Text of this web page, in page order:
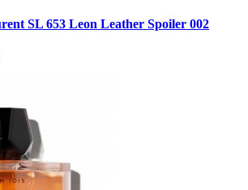
SL 653 Leon Leather Spoiler 002